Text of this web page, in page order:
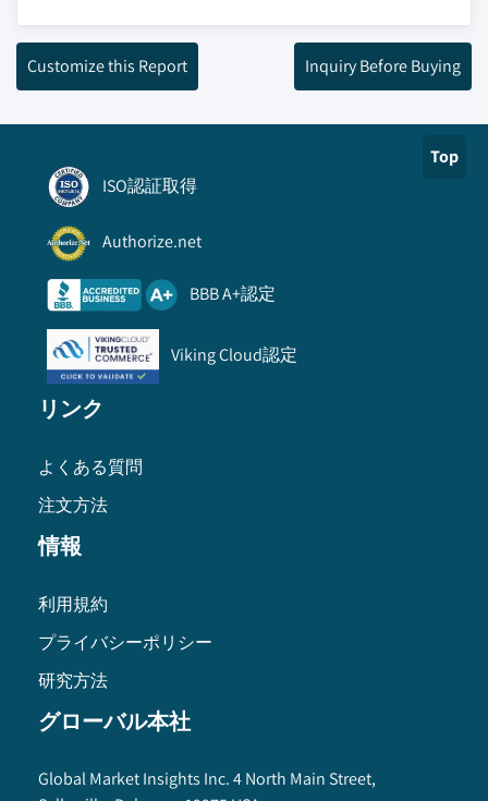
Customize this Report Inquiry Before Buying
Top
ISO認証取得
Authorize.net
BBB A+認定
Viking Cloud認定
リンク
よくある質問
注文方法
情報
利用規約
プライバシーポリシー
研究方法
グローバル本社
Global Market Insights Inc. 4 North Main Street,